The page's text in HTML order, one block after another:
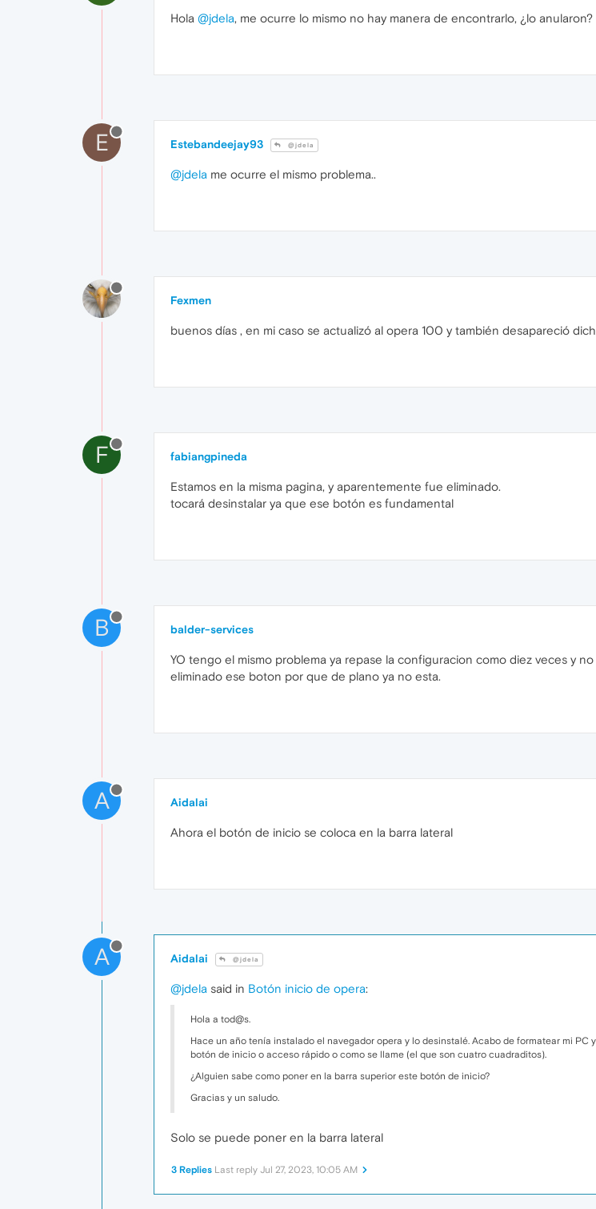
Hola @jdela, me ocurre lo mismo no hay manera de encontrarlo, ¿lo anularon?
E Estebandeejay93 @jdela
@jdela me ocurre el mismo problema..
Fexmen
buenos días , en mi caso se actualizó al opera 100 y también desapareció
F fabiangpineda
Estamos en la misma pagina, y aparentemente fue eliminado.
tocará desinstalar ya que ese botón es fundamental
B balder-services
YO tengo el mismo problema ya repase la configuracion como diez veces y
eliminado ese boton por que de plano ya no esta.
A Aidalai
Ahora el botón de inicio se coloca en la barra lateral
A Aidalai @jdela
@jdela said in Botón inicio de opera:
Hola a tod@s.
Hace un año tenía instalado el navegador opera y lo desinstalé. Acabo de formatear mi
botón de inicio o acceso rápido o como se llame (el que son cuatro cuadraditos).
¿Alguien sabe como poner en la barra superior este botón de inicio?
Gracias y un saludo.
Solo se puede poner en la barra lateral
3 Replies Last reply Jul 27, 2023, 10:05 AM